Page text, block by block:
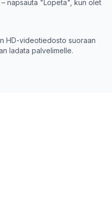
napsauta "Lopeta", kun olet
HD-videotiedosto suoraan
ladata palvelimelle.